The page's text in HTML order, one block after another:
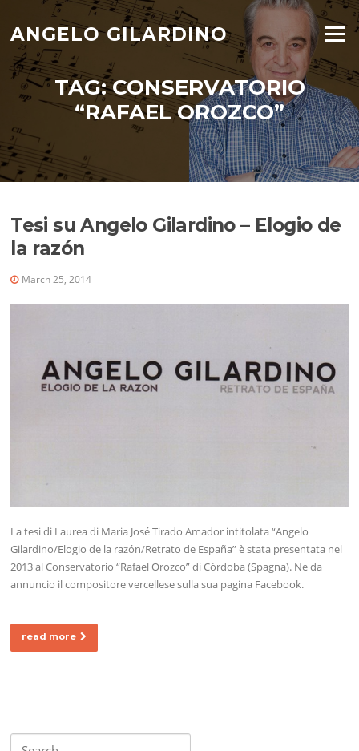
content
ANGELO GILARDINO Menu
TAG:CONSERVATORIO
“RAFAEL OROZCO”
Tesi su Angelo Gilardino – Elogio de
la razón
March 25, 2014
La tesi di Laurea di Maria José Tirado Amador intitolata “Angelo
Gilardino/Elogio de la razón/Retrato de España” è stata presentata nel
2013 al Conservatorio “Rafael Orozco” di Córdoba (Spagna). Ne da
annuncio il compositore vercellese sulla sua pagina Facebook.
read more